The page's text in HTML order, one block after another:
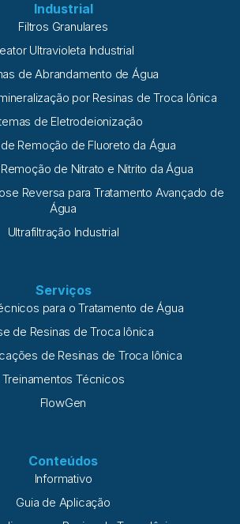
Industrial
Filtros Granulares
Ultravioleta Industrial
de Abrandamento de Água
por Resinas de Troca Iônica
de Eletrodeionização
Remoção de Fluoreto da Água
de Nitrato e Nitrito da Água
Reversa para Tratamento Avançado de
Água
Ultrafiltração Industrial
Serviços
para o Tratamento de Água
de Resinas de Troca Iônica
de Resinas de Troca Iônica
Treinamentos Técnicos
FlowGen
Conteúdos
Informativo
Guia de Aplicação